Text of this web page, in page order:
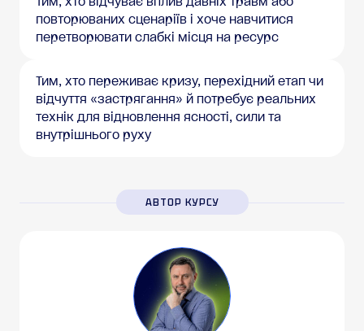
повторюваних сценаріїв і хоче навчитися
перетворювати слабкі місця на ресурс
Тим, хто переживає кризу, перехідний етап чи
відчуття «застрягання» й потребує реальних
технік для відновлення ясності, сили та
внутрішнього руху
АВТОР КУРСУ